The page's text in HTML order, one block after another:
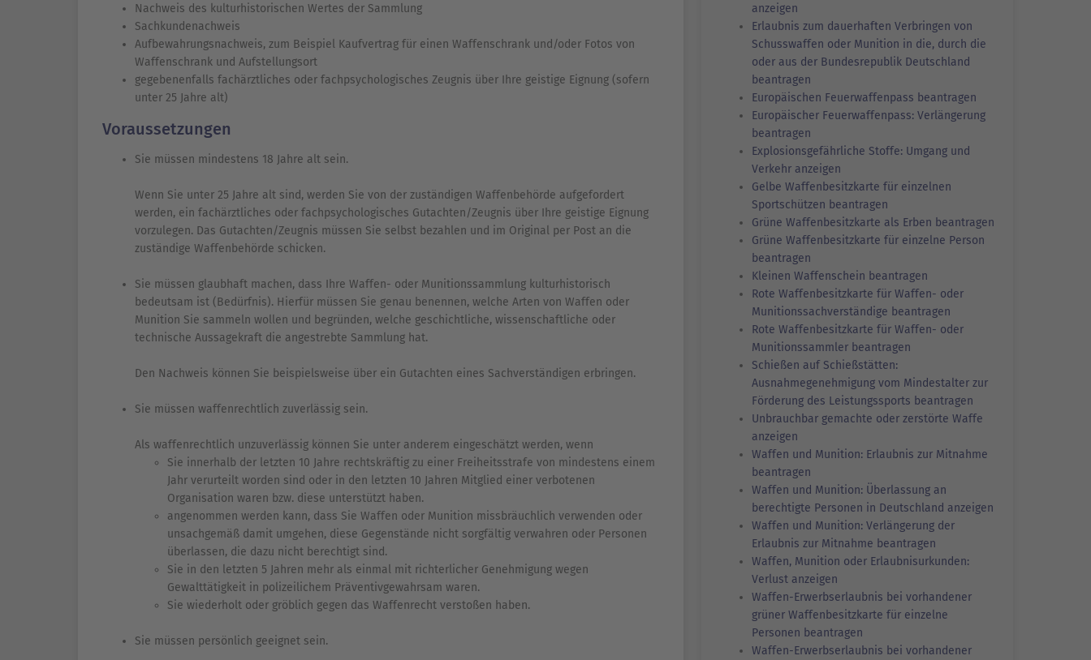
Nachweis des kulturhistorischen Wertes der Sammlung
Sachkundenachweis
Aufbewahrungsnachweis, zum Beispiel Kaufvertrag für einen Waffenschrank und/oder Fotos von
Waffenschrank und Aufstellungsort
gegebenenfalls fachärztliches oder fachpsychologisches Zeugnis über Ihre geistige Eignung (sofern
unter 25 Jahre alt)
Voraussetzungen
Sie müssen mindestens 18 Jahre alt sein.
Wenn Sie unter 25 Jahre alt sind, werden Sie von der zuständigen Waffenbehörde aufgefordert
werden, ein fachärztliches oder fachpsychologisches Gutachten/Zeugnis über Ihre geistige Eignung
vorzulegen. Das Gutachten/Zeugnis müssen Sie selbst bezahlen und im Original per Post an die
zuständige Waffenbehörde schicken.
Sie müssen glaubhaft machen, dass Ihre Waffen- oder Munitionssammlung kulturhistorisch
bedeutsam ist (Bedürfnis). Hierfür müssen Sie genau benennen, welche Arten von Waffen oder
Munition Sie sammeln wollen und begründen, welche geschichtliche, wissenschaftliche oder
technische Aussagekraft die angestrebte Sammlung hat.
Den Nachweis können Sie beispielsweise über ein Gutachten eines Sachverständigen erbringen.
Sie müssen waffenrechtlich zuverlässig sein.
Als waffenrechtlich unzuverlässig können Sie unter anderem eingeschätzt werden, wenn
Sie innerhalb der letzten 10 Jahre rechtskräftig zu einer Freiheitsstrafe von mindestens einem
Jahr verurteilt worden sind oder in den letzten 10 Jahren Mitglied einer verbotenen
Organisation waren bzw. diese unterstützt haben.
angenommen werden kann, dass Sie Waffen oder Munition missbräuchlich verwenden oder
unsachgemäß damit umgehen, diese Gegenstände nicht sorgfältig verwahren oder Personen
überlassen, die dazu nicht berechtigt sind.
Sie in den letzten 5 Jahren mehr als einmal mit richterlicher Genehmigung wegen
Gewalttätigkeit in polizeilichem Präventivgewahrsam waren.
Sie wiederholt oder gröblich gegen das Waffenrecht verstoßen haben.
Sie müssen persönlich geeignet sein.
anzeigen
Erlaubnis zum dauerhaften Verbringen von
Schusswaffen oder Munition in die, durch die
oder aus der Bundesrepublik Deutschland
beantragen
Europäischen Feuerwaffenpass beantragen
Europäischer Feuerwaffenpass: Verlängerung
beantragen
Explosionsgefährliche Stoffe: Umgang und
Verkehr anzeigen
Gelbe Waffenbesitzkarte für einzelnen
Sportschützen beantragen
Grüne Waffenbesitzkarte als Erben beantragen
Grüne Waffenbesitzkarte für einzelne Person
beantragen
Kleinen Waffenschein beantragen
Rote Waffenbesitzkarte für Waffen- oder
Munitionssachverständige beantragen
Rote Waffenbesitzkarte für Waffen- oder
Munitionssammler beantragen
Schießen auf Schießstätten:
Ausnahmegenehmigung vom Mindestalter zur
Förderung des Leistungssports beantragen
Unbrauchbar gemachte oder zerstörte Waffe
anzeigen
Waffen und Munition: Erlaubnis zur Mitnahme
beantragen
Waffen und Munition: Überlassung an
berechtigte Personen in Deutschland anzeigen
Waffen und Munition: Verlängerung der
Erlaubnis zur Mitnahme beantragen
Waffen, Munition oder Erlaubnisurkunden:
Verlust anzeigen
Waffen-Erwerbserlaubnis bei vorhandener
grüner Waffenbesitzkarte für einzelne
Personen beantragen
Waffen-Erwerbserlaubnis bei vorhandener